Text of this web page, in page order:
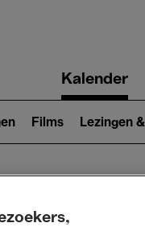
navigationKalender
Films Lezingen